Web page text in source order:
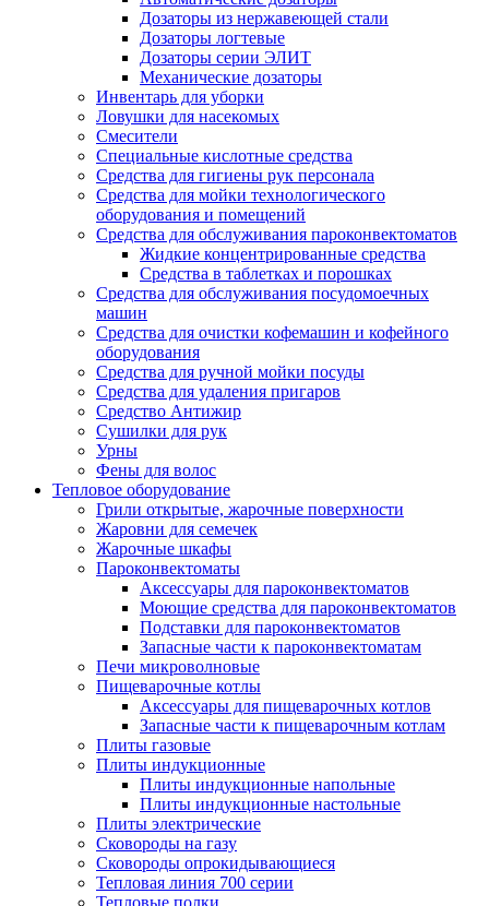
Дозаторы из нержавеющей стали
Дозаторы логтевые
Дозаторы серии ЭЛИТ
Механические дозаторы
Инвентарь для уборки
Ловушки для насекомых
Смесители
Специальные кислотные средства
Средства для гигиены рук персонала
Средства для мойки технологического
оборудования и помещений
Средства для обслуживания пароконвектоматов
Жидкие концентрированные средства
Средства в таблетках и порошках
Средства для обслуживания посудомоечных
машин
Средства для очистки кофемашин и кофейного
оборудования
Средства для ручной мойки посуды
Средства для удаления пригаров
Средство Антижир
Сушилки для рук
Урны
Фены для волос
Тепловое оборудование
Грили открытые, жарочные поверхности
Жаровни для семечек
Жарочные шкафы
Пароконвектоматы
Аксессуары для пароконвектоматов
Моющие средства для пароконвектоматов
Подставки для пароконвектоматов
Запасные части к пароконвектоматам
Печи микроволновые
Пищеварочные котлы
Аксессуары для пищеварочных котлов
Запасные части к пищеварочным котлам
Плиты газовые
Плиты индукционные
Плиты индукционные напольные
Плиты индукционные настольные
Плиты электрические
Сковороды на газу
Сковороды опрокидывающиеся
Тепловая линия 700 серии
Тепловые полки